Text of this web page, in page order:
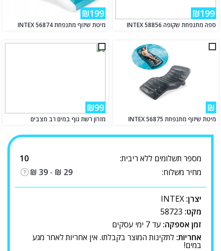
₪199
ספה מתנפחת שקופה 58856 INTEX
₪199
מיטת שיזוף מתנפחת 56874 INTEX
₪
מיטת שיזוף מתנפחת 56875 INTEX
₪99
מזרון רשת גוף במים רב מצבים
מספר תשלומים ללא ריבית:
10
מחיר משלוח:
₪ 29
-
₪ 39
יצרן: INTEX
מקט: 58723
זמן אספקה: עד 7 ימי עסקים
אחריות: לתקינות המוצר בקבלתו. אין אחריות לאחר מגע
במים!